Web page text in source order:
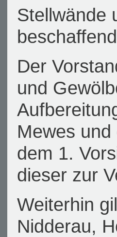
Stellwände
Der
und
Mewes
dem 1.
dieser zur
Weiterhin
Nidderau,